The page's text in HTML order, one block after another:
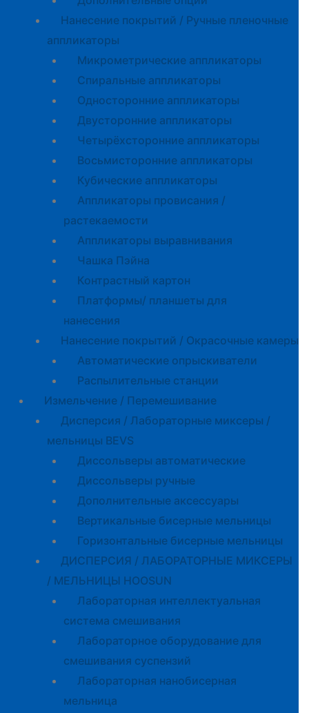
Нанесение покрытий / Ручные пленочные
аппликаторы
Микрометрические аппликаторы
Спиральные аппликаторы
Односторонние аппликаторы
Двусторонние аппликаторы
Четырёхсторонние аппликаторы
Восьмисторонние аппликаторы
Кубические аппликаторы
Аппликаторы провисания /
растекаемости
Аппликаторы выравнивания
Чашка Пэйна
Контрастный картон
Платформы/ планшеты для
нанесения
Нанесение покрытий / Окрасочные камеры
Автоматические опрыскиватели
Распылительные станции
Измельчение / Перемешивание
Дисперсия / Лабораторные миксеры /
мельницы BEVS
Диссольверы автоматические
Диссольверы ручные
Дополнительные аксессуары
Вертикальные бисерные мельницы
Горизонтальные бисерные мельницы
ДИСПЕРСИЯ / ЛАБОРАТОРНЫЕ МИКСЕРЫ
/ МЕЛЬНИЦЫ HOOSUN
Лабораторная интеллектуальная
система смешивания
Лабораторное оборудование для
смешивания суспензий
Лабораторная нанобисерная
мельница